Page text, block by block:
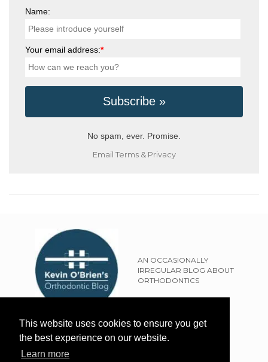
This website uses cookies to ensure you get
the best experience on our website.
Learn more
Name:
Your email address:*
No spam, ever. Promise.
Email Terms& Privacy
AN OCCASIONALLY
IRREGULAR BLOG ABOUT
ORTHODONTICS
SITEMAP
TERMS OF USE